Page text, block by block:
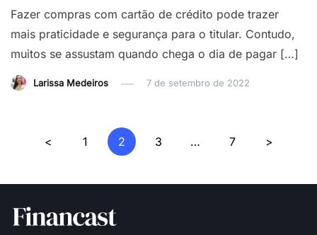
Fazer compras com cartão de crédito pode trazer
mais praticidade e segurança para o titular. Contudo,
muitos se assustam quando chega o dia de pagar […]
Larissa Medeiros 7 de setembro de 2022
Navegação
posts
< 1 2 3 … 7 >